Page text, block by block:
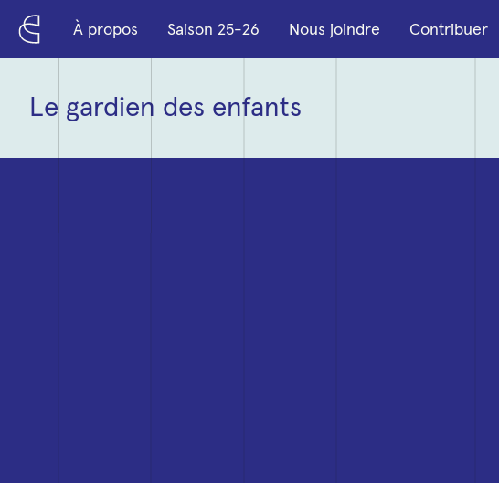
À propos Saison 25-26 Nous joindre Contribuer
Le gardien des enfants